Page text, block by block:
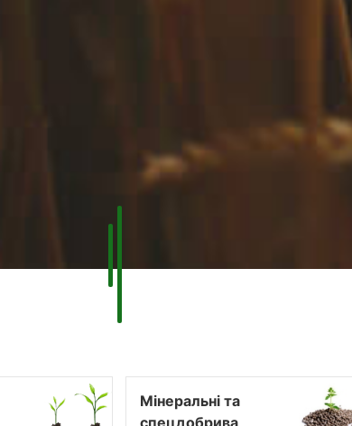
Мінеральні та
спецдобрива